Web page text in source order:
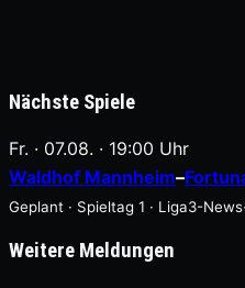
Nächste Spiele
Fr. · 07.08. · 19:00 Uhr
Waldhof Mannheim–
Geplant · Spieltag 1 · Liga3-
Weitere Meldungen